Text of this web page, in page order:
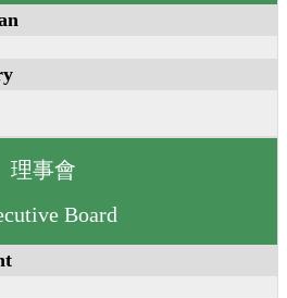
理事會
Board